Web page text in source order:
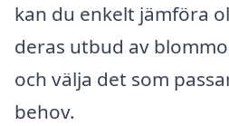
kan du enkelt jämföra
deras utbud av
och välja det som
behov.